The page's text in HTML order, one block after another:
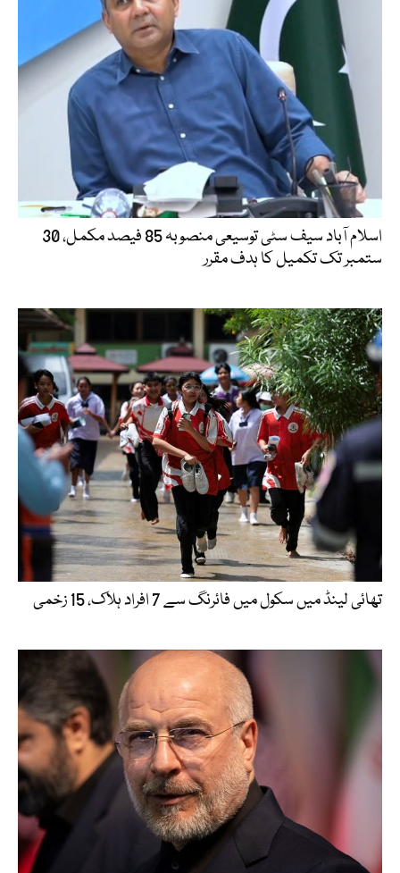
اسلام آباد سیف سٹی توسیعی منصوبہ 85 فیصد مکمل، 30
ستمبر تک تکمیل کا ہدف مقرر
تھائی لینڈ میں سکول میں فائرنگ سے 7 افراد ہلاک، 15 زخمی